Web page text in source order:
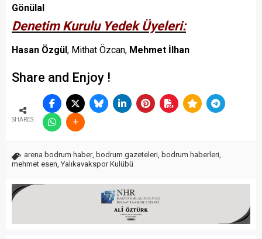
Gönülal
Denetim Kurulu Yedek Üyeleri:
Hasan Özgül, Mithat Özcan, Mehmet İlhan
Share and Enjoy !
SHARES
arena bodrum haber, bodrum gazeteleri, bodrum haberleri,
mehmet esen, Yalıkavakspor Kulübü